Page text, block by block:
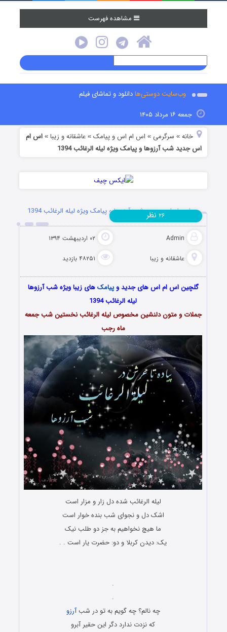
مشاهده فهرست
وب‌سایت دوستی‌هادانلود و تماشای فیلم
جمعه ۱۶ مرداد ۱۴۰۵
خانه » سرگرمی » اس ام اس و پیامک »عاشقانه و زیبا »اس ام
اس جدید شب آرزوها و پیامک ویژه لیله الرغائب 1394
اس ام اس جدید شب آرزوها و پیامک ویژه لیله الرغائب 1394
Admin ۰۲ اردیبهشت ۱۳۹۴
عاشقانه و زیبا ۴۸۲۵۱ بازدید
۲۶ نظر
گلچین اس ام اس های جدید وپیامکهای زیبا ویژه شب آرزوها
لیله الرغائب 1394
جملات و متون دلنشین مخصوص لیله الرغائب نخستین شب جمعه
ماه رجب
لیله الرغائب شده دل زار و مزار است
اشک دل و نجوای شب بنده خوار است
ما هیچ نخواهیم به جز دو طلب نیک
یک: دیدن کربلا و دو: حضرت یار است . .
.
.
چه نالم؟ چه گویم به تو در شبآرزو
که نزدت ندارد دگر این حقیر آبرو